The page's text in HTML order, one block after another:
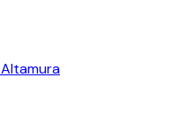
Altamura